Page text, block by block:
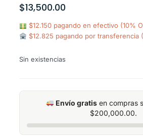
$13,500.00
$12.150 pagando en efectivo (10%
$12.825 pagando por transferencia
Sin existencias
Envío gratis en compras
$200,000.00.